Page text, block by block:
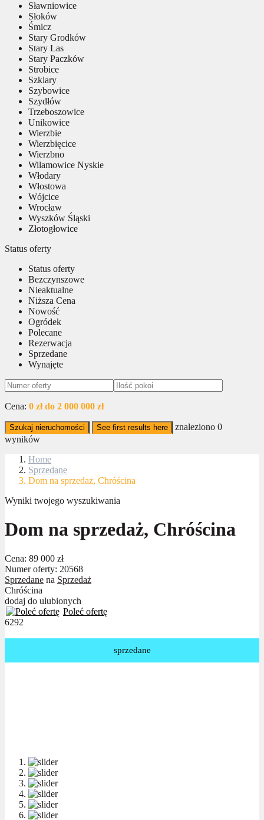
Sławniowice
Słoków
Śmicz
Stary Grodków
Stary Las
Stary Paczków
Strobice
Szklary
Szybowice
Szydłów
Trzeboszowice
Unikowice
Wierzbie
Wierzbięcice
Wierzbno
Wilamowice Nyskie
Włodary
Włostowa
Wójcice
Wrocław
Wyszków Śląski
Złotogłowice
Status oferty
Status oferty
Bezczynszowe
Nieaktualne
Niższa Cena
Nowość
Ogródek
Polecane
Rezerwacja
Sprzedane
Wynajęte
Cena: 0 zł do 2 000 000 zł
Szukaj nieruchomości See first results here znaleziono 0
wyników
Home
Sprzedane
Dom na sprzedaż, Chróścina
Wyniki twojego wyszukiwania
Dom na sprzedaż, Chróścina
Cena: 89 000 zł
Numer oferty: 20568
Sprzedane na Sprzedaż
Chróścina
dodaj do ulubionych
Poleć ofertę
6292
sprzedane